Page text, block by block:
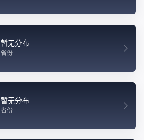
暂无分布
省份
暂无分布
省份